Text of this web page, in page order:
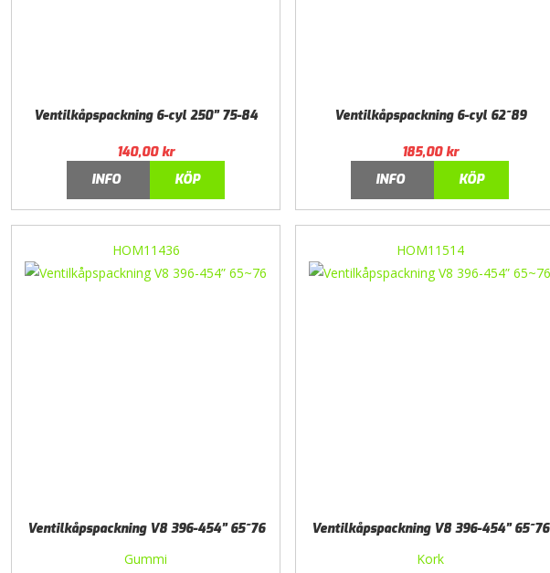
Ventilkåpspackning 6-cyl 250” 75-84
140,00kr
INFO
KÖP
Ventilkåpspackning 6-cyl 62~89
185,00kr
INFO
KÖP
HOM11436
Ventilkåpspackning V8 396-454” 65~76
Gummi
HOM11514
Ventilkåpspackning V8 396-454” 65~76
Kork